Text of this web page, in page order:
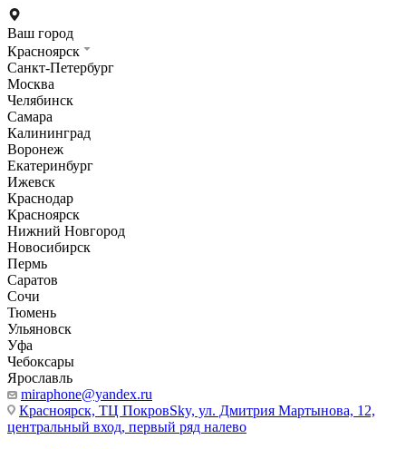
Ваш город
Красноярск
Санкт-Петербург
Москва
Челябинск
Самара
Калининград
Воронеж
Екатеринбург
Ижевск
Краснодар
Красноярск
Нижний Новгород
Новосибирск
Пермь
Саратов
Сочи
Тюмень
Ульяновск
Уфа
Чебоксары
Ярославль
miraphone@yandex.ru
Красноярск, ТЦ ПокровSky, ул. Дмитрия Мартынова, 12,
центральный вход, первый ряд налево